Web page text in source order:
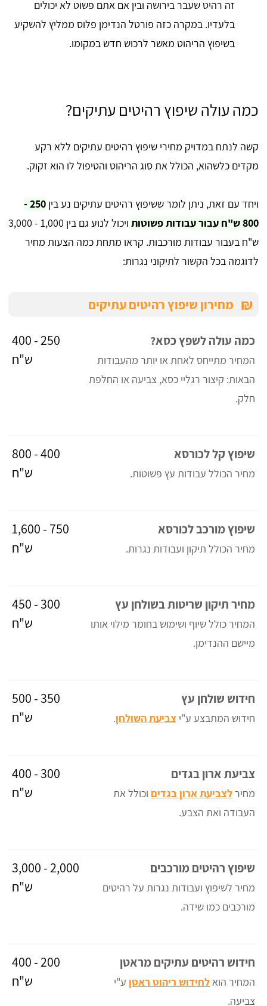
זה רהיט שעבר בירושה ובין אם אתם פשוט לא יכולים
בלעדיו. במקרה כזה פורטל הנדימן פלוס ממליץ להשקיע
בשיפוץ הריהוט מאשר לרכוש חדש במקומו.
כמה עולה שיפוץ רהיטים עתיקים?
קשה לנתח במדויק מחירי שיפוץ רהיטים עתיקים ללא רקע
מקדים כלשהוא, הכולל את סוג הריהוט והטיפול לו הוא זקוק.
ויחד עם זאת, ניתן לומר ששיפוץ רהיטים עתיקים נע בין
250 -
800 ש"ח עבור עבודות פשוטות
ויכול לנוע גם בין 1,000 - 3,000
ש"ח בעבור עבודות מורכבות. קראו מתחת כמה הצעות מחיר
לדוגמה בכל הקשור לתיקוני נגרות:
₪ מחירון שיפוץ רהיטים עתיקים
כמה עולה לשפץ כסא?
המחיר מתייחס לאחת או יותר מהעבודות
הבאות: קיצור רגליי כסא, צביעה או החלפת
חלק.
250 - 400
ש"ח
שיפוץ קל לכורסא
מחיר הכולל עבודות עץ פשוטות.
400 - 800
ש"ח
שיפוץ מורכב לכורסא
מחיר הכולל תיקון ועבודות נגרות.
750 - 1,600
ש"ח
מחיר תיקון שריטות בשולחן עץ
המחיר כולל שיוף ושימוש בחומר מילוי אותו
מיישם ההנדימן.
300 - 450
ש"ח
חידוש שולחן עץ
חידוש המתבצע ע"י צביעת השולחן.
350 - 500
ש"ח
צביעת ארון בגדים
מחירלצביעת ארון בגדים וכולל את
העבודה ואת הצבע.
300 - 400
ש"ח
שיפוץ רהיטים מורכבים
מחיר לשיפוץ ועבודות נגרות על רהיטים
מורכבים כמו שידה.
2,000 - 3,000
ש"ח
חידוש רהיטים עתיקים מראטן
המחיר הואלחידוש ריהוט ראטן ע"י
צביעה.
200 - 400
ש"ח